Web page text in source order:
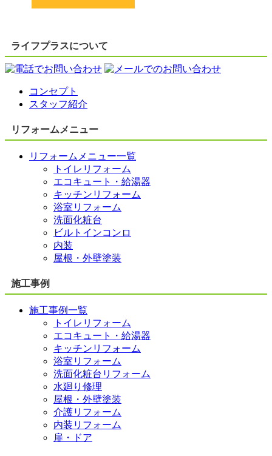
ライフプラスについて
コンセプト
スタッフ紹介
リフォームメニュー
リフォームメニュー一覧
トイレリフォーム
エコキュート・給湯器
キッチンリフォーム
浴室リフォーム
洗面化粧台
ビルトインコンロ
内装
屋根・外壁塗装
施工事例
施工事例一覧
トイレリフォーム
エコキュート・給湯器
キッチンリフォーム
浴室リフォーム
洗面化粧台リフォーム
水廻り修理
屋根・外壁塗装
介護リフォーム
内装リフォーム
扉・ドア